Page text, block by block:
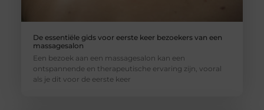
De essentiële gids voor eerste keer bezoekers van een
massagesalon
Een bezoek aan een massagesalon kan een
ontspannende en therapeutische ervaring zijn, vooral
als je dit voor de eerste keer